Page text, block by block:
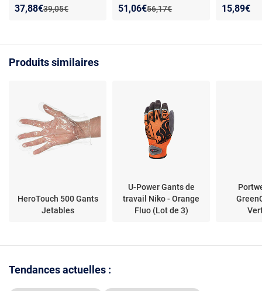
transport, électriciens,
Ancien prix :
39,05€
Nouveau prix :
37,88€
Réduction de :
genouillères - Renfort
Ancien prix :
56,17€
Nouveau prix :
51,06€
Réduction de :
Confort
15,89€
Produits similaires
HeroTouch 500 Gants
Jetables
U-Power Gants de
travail Niko - Orange
Fluo (Lot de 3)
Tendances actuelles :